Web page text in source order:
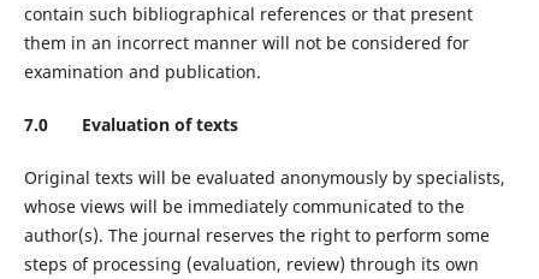
contain such bibliographical references or that present
them in an incorrect manner will not be considered for
examination and publication.
7.0 Evaluation of texts
Original texts will be evaluated anonymously by specialists,
whose views will be immediately communicated to the
author(s). The journal reserves the right to perform some
steps of processing (evaluation, review) through its own